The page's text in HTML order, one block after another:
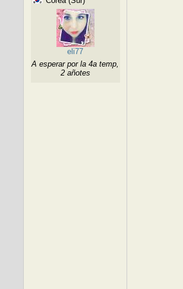
eli77
A esperar por la 4a temp,
2 añotes